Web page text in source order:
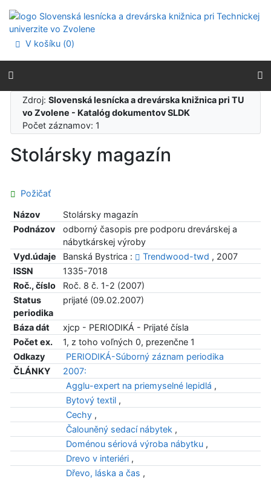
Prejsť na menu
Prehlásenie o webovej prístupnosti
V košíku (0)
Zdroj:Slovenská lesnícka a drevárska knižnica pri TU
vo Zvolene - Katalóg dokumentov SLDK
Počet záznamov: 1
Stolársky magazín
Požičať
Názov
Stolársky magazín
Podnázov
odborný časopis pre podporu drevárskej a
nábytkárskej výroby
Vyd.údaje
Banská Bystrica : Trendwood-twd , 2007
ISSN
1335-7018
Roč., číslo
Roč. 8 č. 1-2 (2007)
Status
periodika
prijaté (09.02.2007)
Báza dát
xjcp - PERIODIKÁ - Prijaté čísla
Počet ex.
1, z toho voľných 0, prezenčne 1
Odkazy
PERIODIKÁ-Súborný záznam periodika
ČLÁNKY
2007:
Agglu-expert na priemyselné lepidlá ,
Bytový textil ,
Cechy ,
Čalouněný sedací nábytek ,
Doménou sériová výroba nábytku ,
Drevo v interiéri ,
Dřevo, láska a čas ,